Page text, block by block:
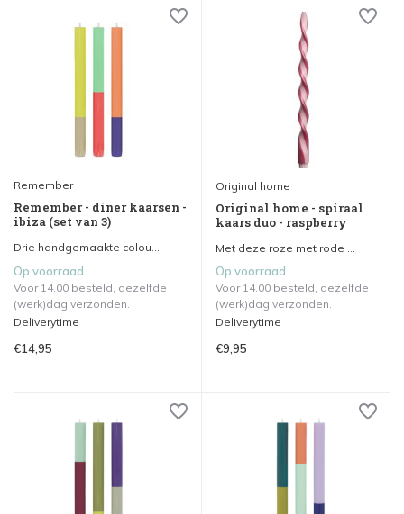
Remember
Remember - diner kaarsen -
ibiza (set van 3)
Drie handgemaakte colou...
Op voorraad
Voor 14.00 besteld, dezelfde
(werk)dag verzonden.
Deliverytime
€14,95
Original home
Original home - spiraal
kaars duo - raspberry
Met deze roze met rode ...
Op voorraad
Voor 14.00 besteld, dezelfde
(werk)dag verzonden.
Deliverytime
€9,95